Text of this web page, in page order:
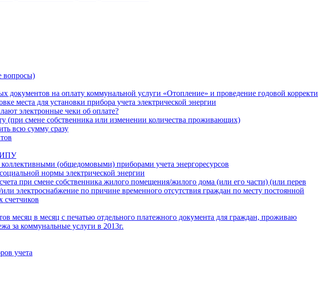
вопросы)
документов на оплату коммунальной услуги «Отопление» и проведение годовой корректи
места для установки прибора учета электрической энергии
электронные чеки об оплате?
(при смене собственника или изменении количества проживающих)
всю сумму сразу
ИПУ
(общедомовыми) приборами учета энергоресурсов
нормы электрической энергии
при смене собственника жилого помещения/жилого дома (или его части) (или перев
электроснабжение по причине временного отсутствия граждан по месту постоянной
месяц в месяц с печатью отдельного платежного документа для граждан, проживаю
за коммунальные услуги в 2013г.
учета